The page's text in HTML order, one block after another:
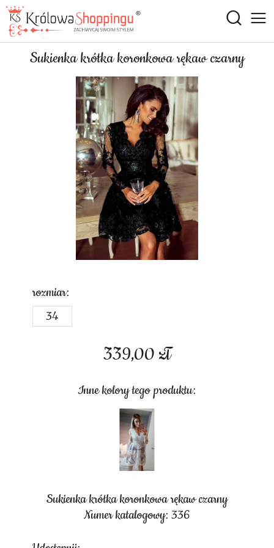
Sukienka krótka koronkowa rękaw czarny
339,00 zł
Inne kolory tego produktu:
rozmiar:
34
Sukienka krótka koronkowa rękaw czarny
Numer katalogowy: 336